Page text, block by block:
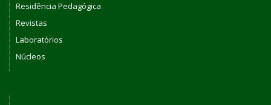
Residência Pedagógica
Revistas
Laboratórios
Núcleos